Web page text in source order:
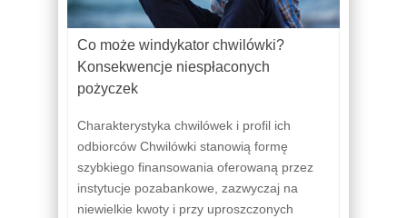
Co może windykator chwilówki?
Konsekwencje niespłaconych
pożyczek
Charakterystyka chwilówek i profil ich
odbiorców Chwilówki stanowią formę
szybkiego finansowania oferowaną przez
instytucje pozabankowe, zazwyczaj na
niewielkie kwoty i przy uproszczonych